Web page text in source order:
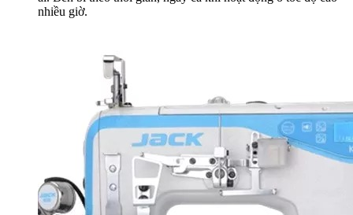
nhiều giờ.